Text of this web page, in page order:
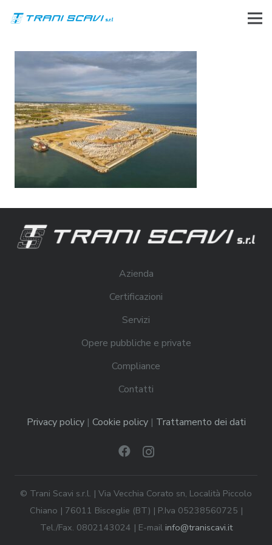
Azienda
Certificazioni
Servizi
Opere pubbliche e private
Compliance
Contatti
Privacy policy| Cookie policy| Trattamento dei dati
© Trani Scavi s.r.l. | Via Vecchia Corato sn, Località Piccolo
Chiano | 76011 Bisceglie (BT) | P.Iva 05238560725 |
Tel./Fax. 0802143024 | E-mail info@traniscavi.it